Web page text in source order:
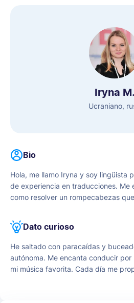
Iryna M.
Ucraniano,
Bio
Hola, me llamo Iryna y soy lingüista
de experiencia en traducciones. Me
como resolver un rompecabezas
creatividad e inteligencia.
Dato curioso
He saltado con paracaídas y
autónoma. Me encanta conducir
mi música favorita. Cada día me